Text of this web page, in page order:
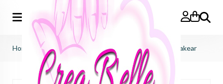
Zoeken
Home makear >gelpolish 8ml> 726 UV Gel Polish Makear